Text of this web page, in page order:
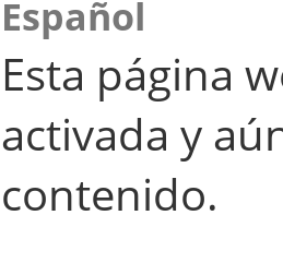
Español
Esta página
activada y
contenido.